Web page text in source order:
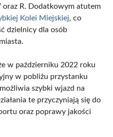
R. Dodatkowym atutem
Kolei Miejskiej, co
dzielnicy dla osób
w październiku 2022 roku
w pobliżu przystanku
szybki wjazd na
te przyczyniają się do
oraz poprawy jakości